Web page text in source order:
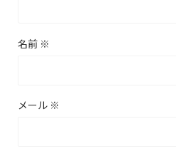
名前 ※
メール ※